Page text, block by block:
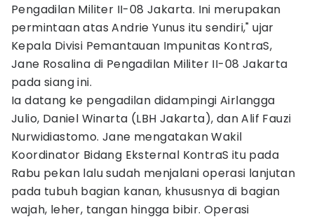
Pengadilan Militer II-08 Jakarta. Ini merupakan
permintaan atas Andrie Yunus itu sendiri," ujar
Kepala Divisi Pemantauan Impunitas KontraS,
Jane Rosalina di Pengadilan Militer II-08 Jakarta
pada siang ini.
Ia datang ke pengadilan didampingi Airlangga
Julio, Daniel Winarta (LBH Jakarta), dan Alif Fauzi
Nurwidiastomo. Jane mengatakan Wakil
Koordinator Bidang Eksternal KontraS itu pada
Rabu pekan lalu sudah menjalani operasi lanjutan
pada tubuh bagian kanan, khususnya di bagian
wajah, leher, tangan hingga bibir. Operasi